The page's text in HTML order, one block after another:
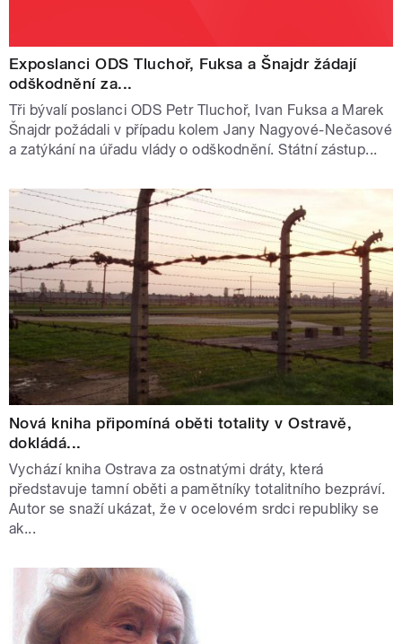
Exposlanci ODS Tluchoř, Fuksa a Šnajdr žádají
odškodnění za...
Tři bývalí poslanci ODS Petr Tluchoř, Ivan Fuksa a Marek
Šnajdr požádali v případu kolem Jany Nagyové-Nečasové
a zatýkání na úřadu vlády o odškodnění. Státní zástup...
Nová kniha připomíná oběti totality v Ostravě,
dokládá...
Vychází kniha Ostrava za ostnatými dráty, která
představuje tamní oběti a pamětníky totalitního bezpráví.
Autor se snaží ukázat, že v ocelovém srdci republiky se
ak...